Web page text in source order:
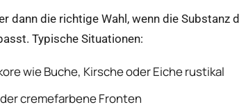
dann die richtige Wahl, wenn die Substanz
Typische Situationen:
wie Buche, Kirsche oder Eiche rustikal
cremefarbene Fronten